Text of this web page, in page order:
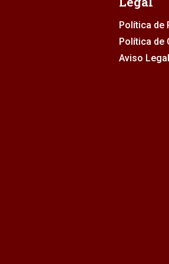
Política de
Política de
Aviso Legal